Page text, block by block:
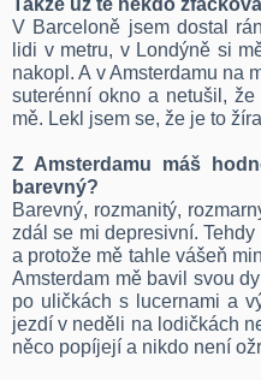
V Barceloně jsem dostal
lidi v metru, v Londýně si
nakopl. A v Amsterdamu na
suterénní okno a netušil,
mě. Lekl jsem se, že je to
Z Amsterdamu máš
barevný?
Barevný, rozmanitý,
zdál se mi depresivní.
a protože mě tahle vášeň
Amsterdam mě bavil svou
po uličkách s lucernami a
jezdí v neděli na lodičkách
něco popíjejí a nikdo není